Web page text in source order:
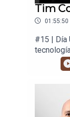
Tim
01:55:50
#15 | Día
y en tu